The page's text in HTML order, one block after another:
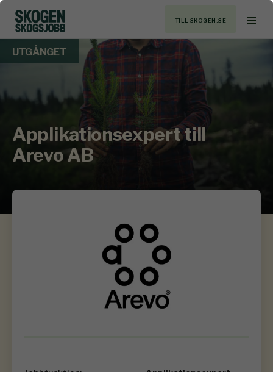
TILL SKOGEN.SE
UTGÅNGET
Applikationsexpert till
Arevo AB